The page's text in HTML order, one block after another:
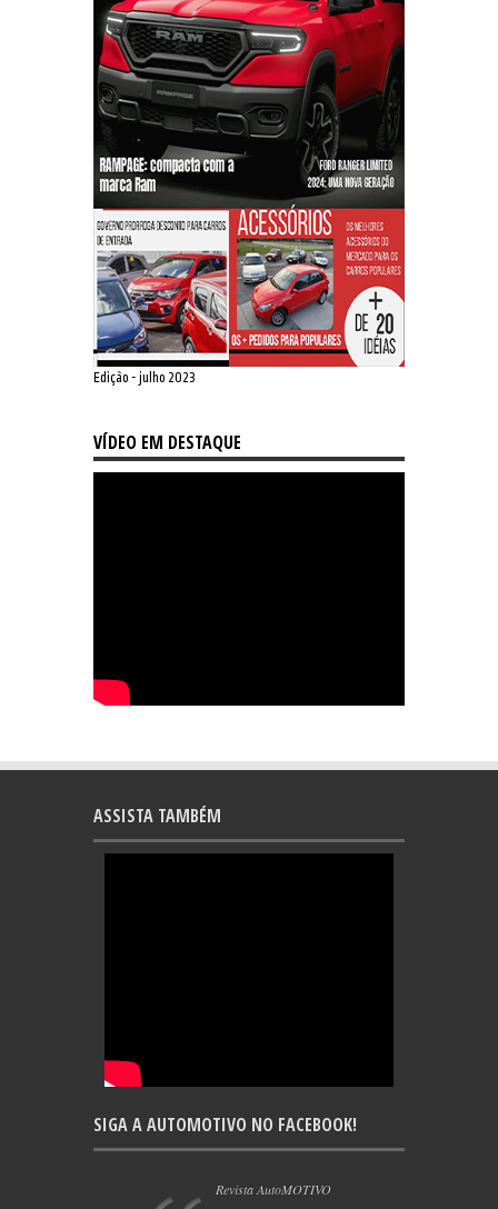
Edição - julho 2023
VÍDEO EM DESTAQUE
ASSISTA TAMBÉM
SIGA A AUTOMOTIVO NO FACEBOOK!
Revista AutoMOTIVO